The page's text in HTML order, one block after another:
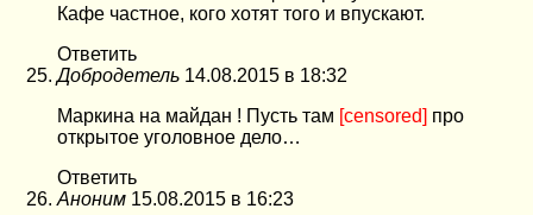
Кафе частное, кого хотят того и впускают.
Ответить
Добродетель 14.08.2015 в 18:32
Маркина на майдан ! Пусть там [censored] про
открытое уголовное дело…
Ответить
Аноним 15.08.2015 в 16:23